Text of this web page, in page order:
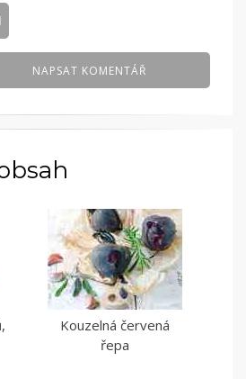
NAPSAT KOMENTÁŘ
Kouzelná červená
řepa